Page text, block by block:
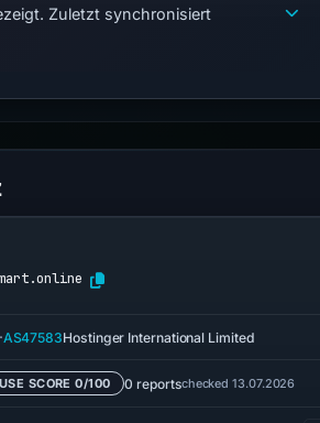
Zuletzt synchronisiert
AS47583Hostinger International Limited
SCORE 0/100 0 reportschecked 13.07.2026